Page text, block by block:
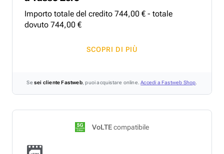
Importo totale del credito 744,00 € - totale
dovuto 744,00 €
SCOPRI DI PIÙ
Sesei cliente Fastweb, puoi acquistare online.Accedi a Fastweb Shop
VoLTEcompatibile